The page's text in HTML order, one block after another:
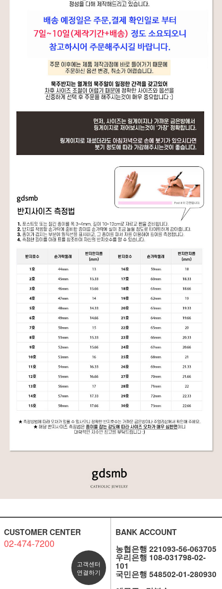
CUSTOMER CENTER
02-474-7200
고객센터
연결하기
BANK ACCOUNT
농협은행 221093-56-063705
우리은행 108-031798-02-
101
국민은행 548502-01-280930